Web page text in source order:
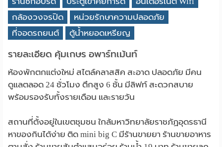
กล้องวงจรปิด
หน่วยรักษาความปลอดภัย
ที่จอดรถยนต์
ตู้น้ำหยอดเหรียญ
รายละเอียด คุ้มเกษร อพาร์ทเม้นท์
ห้องพักตกแต่งใหม่ สไตล์คลาสสิค สะอาด ปลอดภัย มีคน
ดูแลตลอด 24 ชั่วโมง ตึกสูง 6 ชั้น มีลิฟท์ สะดวกสบาย
พร้อมรองรับทั้งรายเดือน และรายวัน
สถานที่ตั้งอยู่ในเขตชุมชน ใกล้มหาวิทยาลัยราชภัฏอุดรธานี
หาของกินได้ง่าย ติด mini big C มีร้านขายยา ร้านขายอาหาร